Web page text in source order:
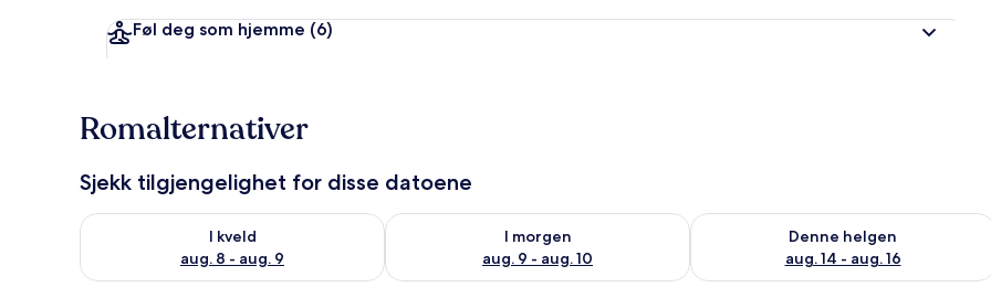
Føl deg som hjemme (6)
Romalternativer
Sjekk tilgjengelighet for disse datoene
I kveld
aug. 8 - aug. 9
Sjekk tilgjengelighet for i kveld, aug. 8 - aug. 9
I morgen
aug. 9 - aug. 10
Sjekk tilgjengelighet for i morgen, aug. 9 - aug. 10
Denne helgen
aug. 14 - aug. 16
Sjekk tilgjengelighet for denne helgen,